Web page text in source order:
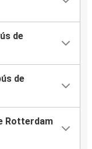
de
de
Rotterdam